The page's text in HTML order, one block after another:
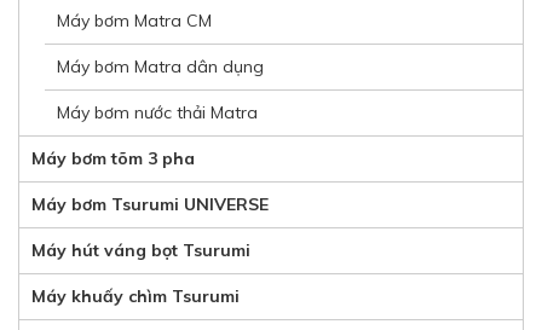
Máy bơm Matra CM
Máy bơm Matra dân dụng
Máy bơm nước thải Matra
Máy bơm tõm 3 pha
Máy bơm Tsurumi UNIVERSE
Máy hút váng bọt Tsurumi
Máy khuấy chìm Tsurumi